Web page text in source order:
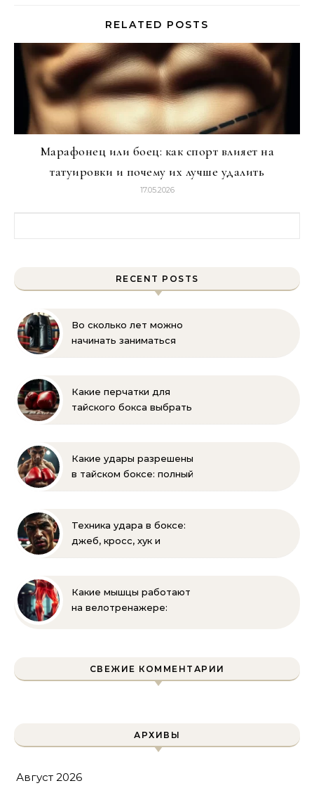
RELATED POSTS
Марафонец или боец: как спорт влияет на
татуировки и почему их лучше удалить
17.05.2026
RECENT POSTS
Во сколько лет можно
начинать заниматься
Какие перчатки для
тайского бокса выбрать
Какие удары разрешены
в тайском боксе: полный
Техника удара в боксе:
джеб, кросс, хук и
Какие мышцы работают
на велотренажере:
СВЕЖИЕ КОММЕНТАРИИ
АРХИВЫ
Август 2026